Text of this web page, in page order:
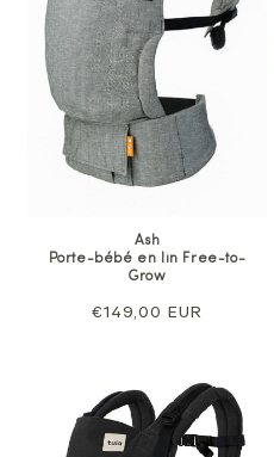
Ash
Porte-bébé en lin Free-to-
Grow
Prix
€149,00 EUR